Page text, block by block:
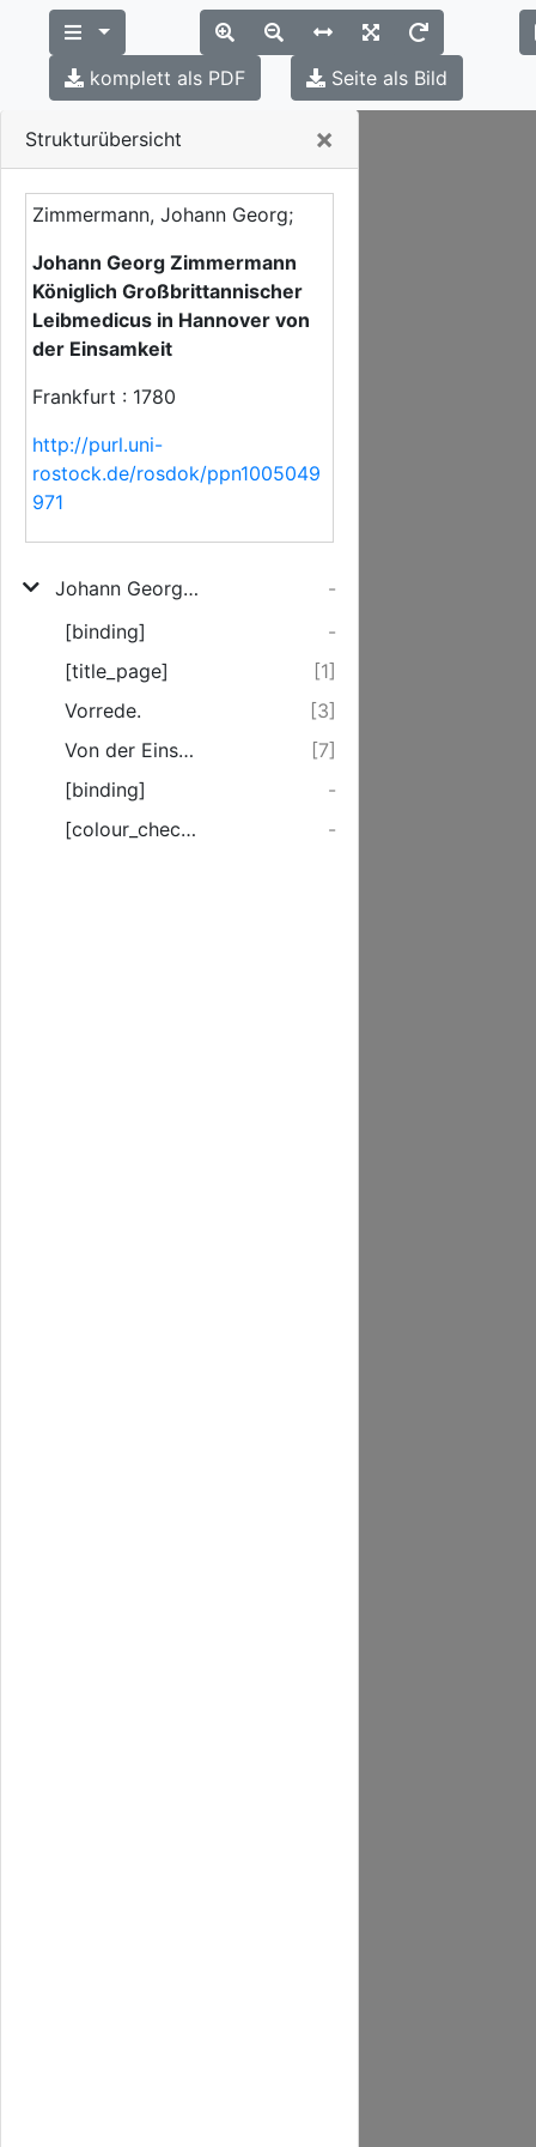
Strukturübersicht ×
Zimmermann, Johann Georg;
Johann Georg Zimmermann
Königlich Großbrittannischer
Leibmedicus in Hannover von
der Einsamkeit
Frankfurt : 1780
http://purl.uni-
rostock.de/rosdok/ppn1005049
971
Johann Georg Zimmermann Königlich Großbrittannischer Leibmedicus in Hannover von der Einsamkeit
-
[binding]
-
[title_page]
[1]
Vorrede.
[3]
Von der Einsamkeit.
[7]
[binding]
-
[colour_checker]
-
komplett als PDF Seite als Bild